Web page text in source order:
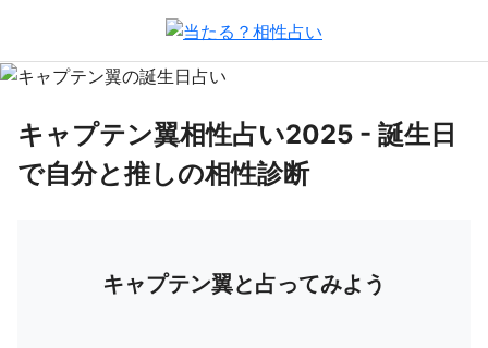
キャプテン翼相性占い2025 - 誕生日
で自分と推しの相性診断
キャプテン翼と占ってみよう